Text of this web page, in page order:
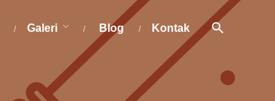
Galeri Blog Kontak